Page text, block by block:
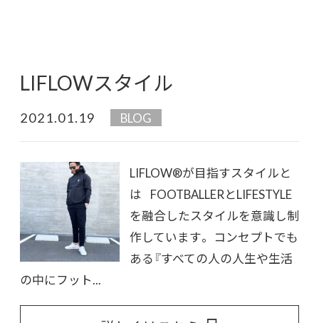
LIFLOWスタイル
2021.01.19 BLOG
LIFLOW®︎が目指すスタイルと
は FOOTBALLERとLIFESTYLE
を融合したスタイルを意識し制
作しています。 コンセプトでも
ある『すべての人の人生や生活
の中にフット...